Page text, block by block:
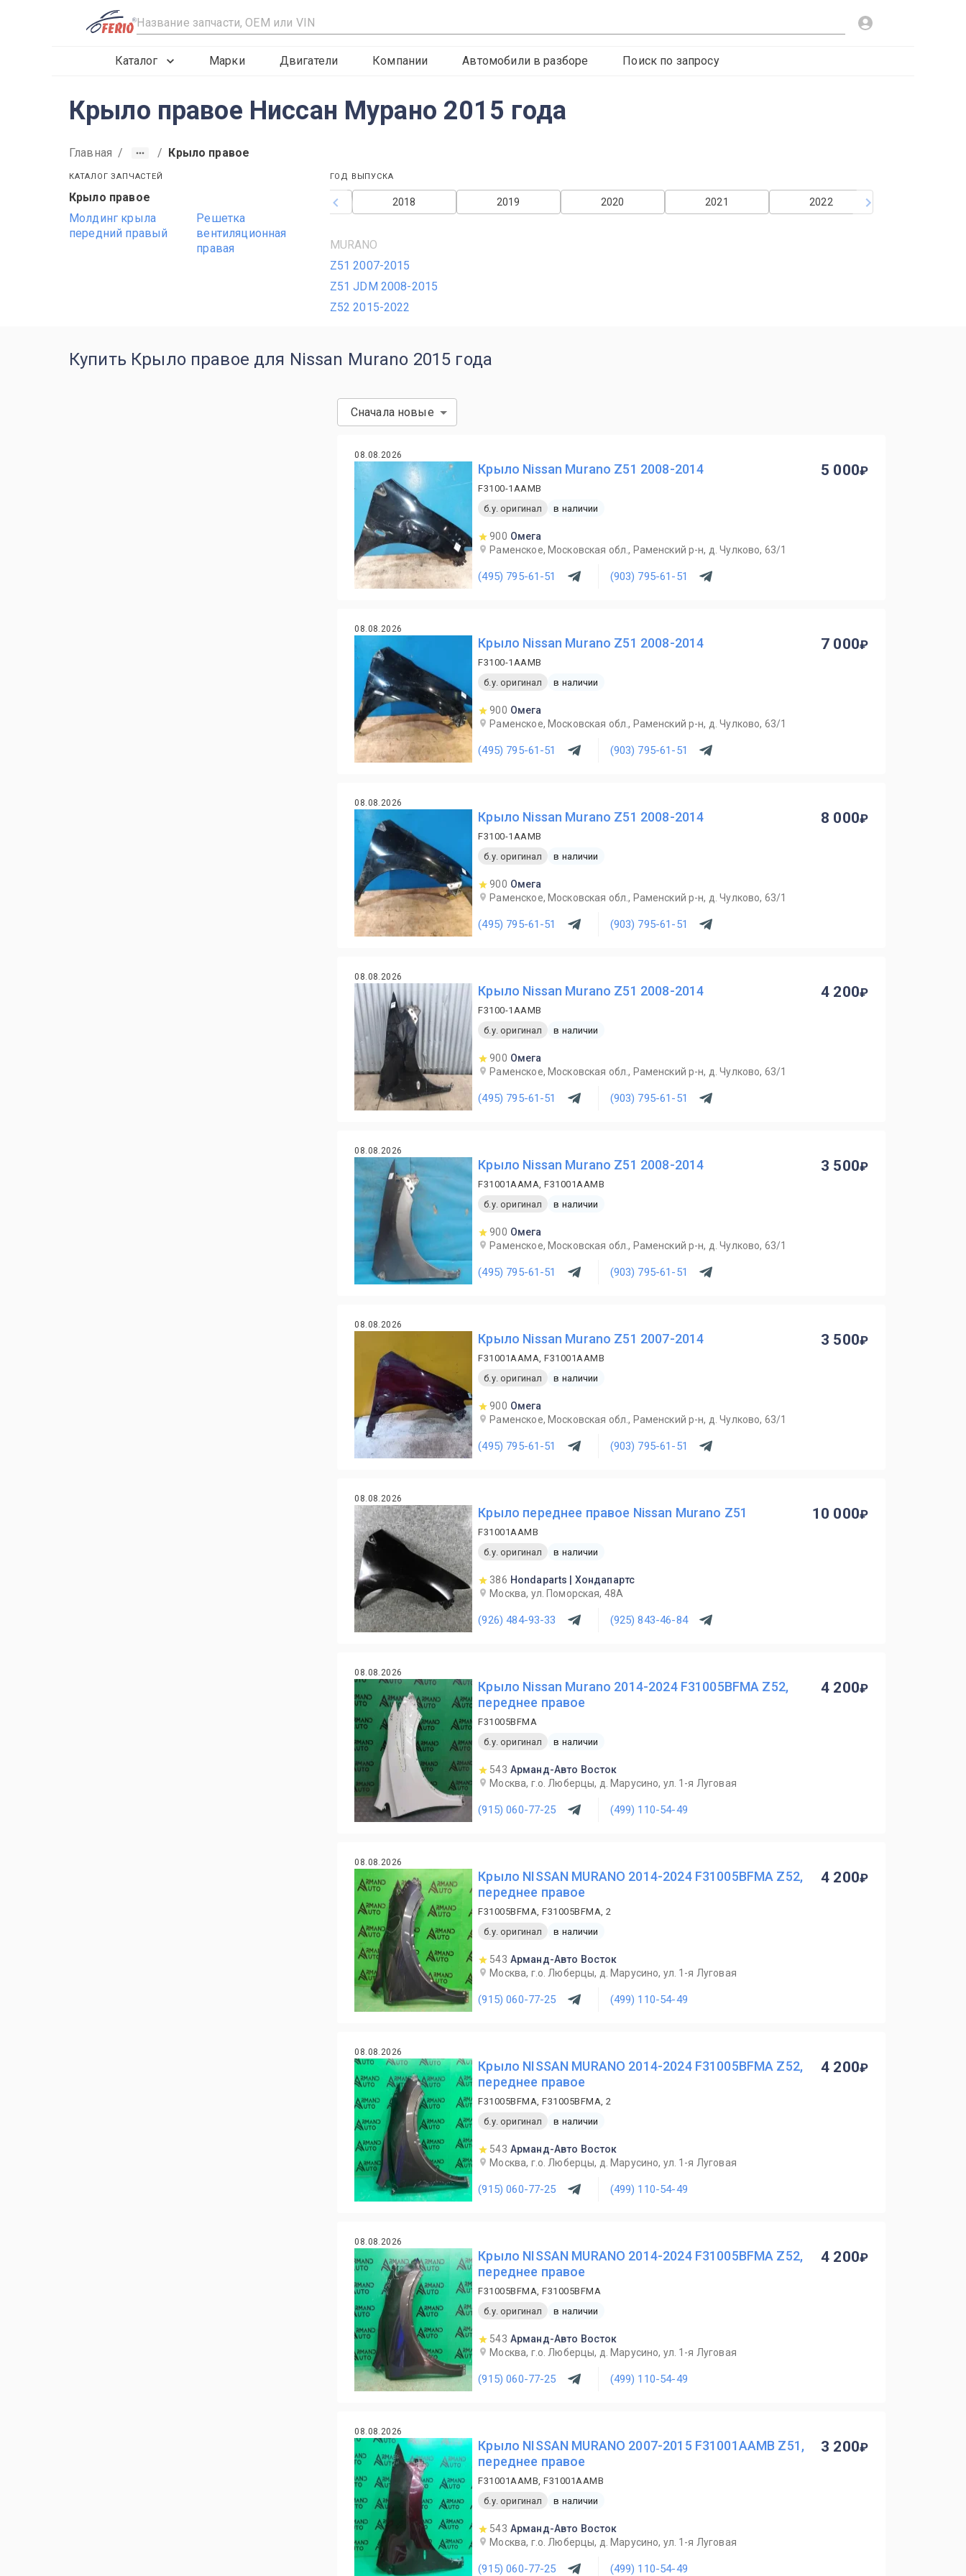
R
Каталог Марки Двигатели Компании Автомобили в разборе Поиск по запросу
Крыло правое Ниссан Мурано 2015 года
Главная / / Крыло правое
КАТАЛОГ ЗАПЧАСТЕЙ
Крыло правое
Молдинг крыла
передний правый
Решетка
вентиляционная
правая
ГОД ВЫПУСКА
2022
2021
2020
2019
2018
2015
MURANO
Z51 2007-2015
Z51 JDM 2008-2015
Z52 2015-2022
Купить Крыло правое для Nissan Murano 2015 года
Сначала новые
08.08.2026
Крыло Nissan Murano Z51 2008-2014
F3100-1AAMB
б.у. оригинал
в наличии
900 Омега
Раменское, Московская обл., Раменский р-н, д. Чулково, 63/1
(495) 795-61-51 (903) 795-61-51
5 000
08.08.2026
Крыло Nissan Murano Z51 2008-2014
F3100-1AAMB
б.у. оригинал
в наличии
900 Омега
Раменское, Московская обл., Раменский р-н, д. Чулково, 63/1
(495) 795-61-51 (903) 795-61-51
7 000
08.08.2026
Крыло Nissan Murano Z51 2008-2014
F3100-1AAMB
б.у. оригинал
в наличии
900 Омега
Раменское, Московская обл., Раменский р-н, д. Чулково, 63/1
(495) 795-61-51 (903) 795-61-51
8 000
08.08.2026
Крыло Nissan Murano Z51 2008-2014
F3100-1AAMB
б.у. оригинал
в наличии
900 Омега
Раменское, Московская обл., Раменский р-н, д. Чулково, 63/1
(495) 795-61-51 (903) 795-61-51
4 200
08.08.2026
Крыло Nissan Murano Z51 2008-2014
F31001AAMA, F31001AAMB
б.у. оригинал
в наличии
900 Омега
Раменское, Московская обл., Раменский р-н, д. Чулково, 63/1
(495) 795-61-51 (903) 795-61-51
3 500
08.08.2026
Крыло Nissan Murano Z51 2007-2014
F31001AAMA, F31001AAMB
б.у. оригинал
в наличии
900 Омега
Раменское, Московская обл., Раменский р-н, д. Чулково, 63/1
(495) 795-61-51 (903) 795-61-51
3 500
08.08.2026
Крыло переднее правое Nissan Murano Z51
F31001AAMB
б.у. оригинал
в наличии
386 Hondaparts | Хондапартс
Москва, ул. Поморская, 48А
(926) 484-93-33 (925) 843-46-84
10 000
08.08.2026
Крыло Nissan Murano 2014-2024 F31005BFMA Z52,
переднее правое
F31005BFMA
б.у. оригинал
в наличии
543 Арманд-Авто Восток
Москва, г.о. Люберцы, д. Марусино, ул. 1-я Луговая
(915) 060-77-25 (499) 110-54-49
4 200
08.08.2026
Крыло NISSAN MURANO 2014-2024 F31005BFMA Z52,
переднее правое
F31005BFMA, F31005BFMA, 2
б.у. оригинал
в наличии
543 Арманд-Авто Восток
Москва, г.о. Люберцы, д. Марусино, ул. 1-я Луговая
(915) 060-77-25 (499) 110-54-49
4 200
08.08.2026
Крыло NISSAN MURANO 2014-2024 F31005BFMA Z52,
переднее правое
F31005BFMA, F31005BFMA, 2
б.у. оригинал
в наличии
543 Арманд-Авто Восток
Москва, г.о. Люберцы, д. Марусино, ул. 1-я Луговая
(915) 060-77-25 (499) 110-54-49
4 200
08.08.2026
Крыло NISSAN MURANO 2014-2024 F31005BFMA Z52,
переднее правое
F31005BFMA, F31005BFMA
б.у. оригинал
в наличии
543 Арманд-Авто Восток
Москва, г.о. Люберцы, д. Марусино, ул. 1-я Луговая
(915) 060-77-25 (499) 110-54-49
4 200
08.08.2026
Крыло NISSAN MURANO 2007-2015 F31001AAMB Z51,
переднее правое
F31001AAMB, F31001AAMB
б.у. оригинал
в наличии
543 Арманд-Авто Восток
Москва, г.о. Люберцы, д. Марусино, ул. 1-я Луговая
(915) 060-77-25 (499) 110-54-49
3 200